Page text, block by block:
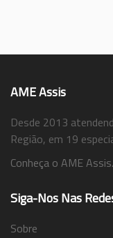
AME Assis
Desde 2013
Região, em 19
Conheça o AME Assis.
Siga-Nos Nas
Sobre